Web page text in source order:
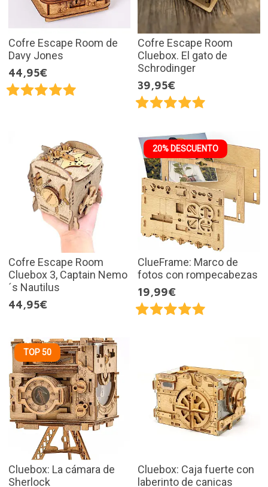
Cofre Escape Room de
Davy Jones
44,95€
Cofre Escape Room
Cluebox. El gato de
Schrodinger
39,95€
Cofre Escape Room
Cluebox 3, Captain Nemo
´s Nautilus
44,95€
20% DESCUENTO
ClueFrame: Marco de
fotos con rompecabezas
19,99€
TOP 50
Cluebox: La cámara de
Sherlock
Cluebox: Caja fuerte con
laberinto de canicas